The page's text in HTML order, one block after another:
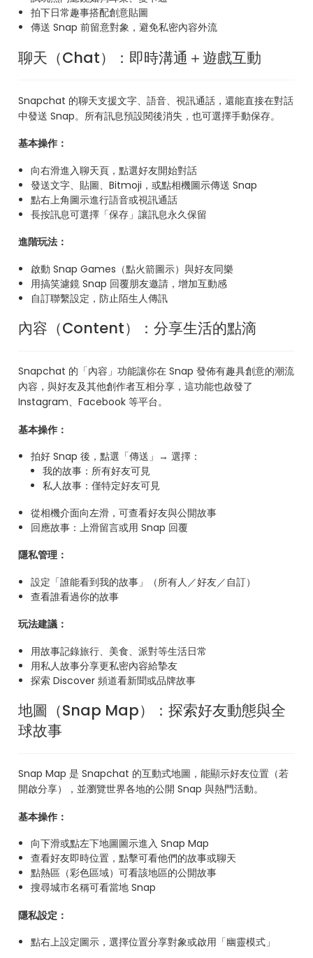
拍下日常趣事搭配創意貼圖
傳送 Snap 前留意對象，避免私密內容外流
聊天（Chat）：即時溝通＋遊戲互動
Snapchat 的聊天支援文字、語音、視訊通話，還能直接在對話
中發送 Snap。所有訊息預設閱後消失，也可選擇手動保存。
基本操作：
向右滑進入聊天頁，點選好友開始對話
發送文字、貼圖、Bitmoji，或點相機圖示傳送 Snap
點右上角圖示進行語音或視訊通話
長按訊息可選擇「保存」讓訊息永久保留
進階玩法：
啟動 Snap Games（點火箭圖示）與好友同樂
用搞笑濾鏡 Snap 回覆朋友邀請，增加互動感
自訂聯繫設定，防止陌生人傳訊
內容（Content）：分享生活的點滴
Snapchat 的「內容」功能讓你在 Snap 發佈有趣具創意的潮流
內容，與好友及其他創作者互相分享，這功能也啟發了
Instagram、Facebook 等平台。
基本操作：
拍好 Snap 後，點選「傳送」→ 選擇：
我的故事：所有好友可見
私人故事：僅特定好友可見
從相機介面向左滑，可查看好友與公開故事
回應故事：上滑留言或用 Snap 回覆
隱私管理：
設定「誰能看到我的故事」（所有人／好友／自訂）
查看誰看過你的故事
玩法建議：
用故事記錄旅行、美食、派對等生活日常
用私人故事分享更私密內容給摯友
探索 Discover 頻道看新聞或品牌故事
地圖（Snap Map）：探索好友動態與全
球故事
Snap Map 是 Snapchat 的互動式地圖，能顯示好友位置（若
開啟分享），並瀏覽世界各地的公開 Snap 與熱門活動。
基本操作：
向下滑或點左下地圖圖示進入 Snap Map
查看好友即時位置，點擊可看他們的故事或聊天
點熱區（彩色區域）可看該地區的公開故事
搜尋城市名稱可看當地 Snap
隱私設定：
點右上設定圖示，選擇位置分享對象或啟用「幽靈模式」